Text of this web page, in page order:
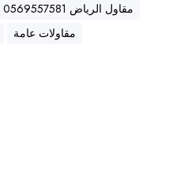
مقاول الرياض 0569557581
مقاولات عامة